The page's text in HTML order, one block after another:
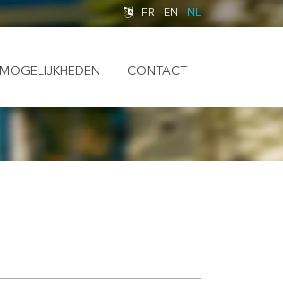
FR EN NL
MOGELIJKHEDEN CONTACT